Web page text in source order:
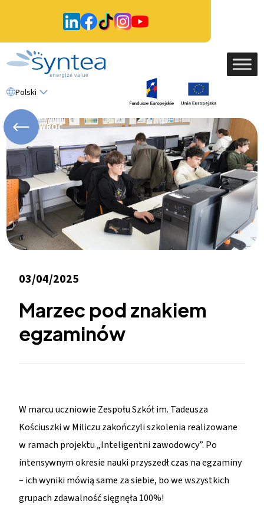
Polski
WRÓĆ
03/04/2025
Marzec pod znakiem
egzaminów
W marcu uczniowie Zespołu Szkół im. Tadeusza
Kościuszki w Miliczu zakończyli szkolenia realizowane
w ramach projektu „Inteligentni zawodowcy”. Po
intensywnym okresie nauki przyszedł czas na egzaminy
– ich wyniki mówią same za siebie, bo we wszystkich
grupach zdawalność sięgnęła 100%!